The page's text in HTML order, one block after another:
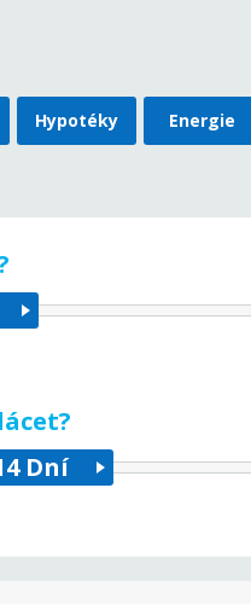
Hypotéky Energie
Dní